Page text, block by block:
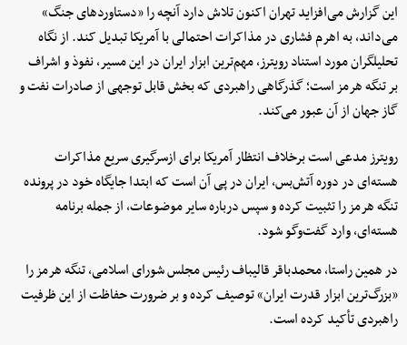
این گزارش می‌افزاید تهران اکنون تلاش دارد آنچه را «دستاوردهای جنگ»
می‌داند، به اهرم فشاری در مذاکرات احتمالی با آمریکا تبدیل کند. از نگاه
تحلیلگران مورد استناد رویترز، مهم‌ترین ابزار ایران در این مسیر، نفوذ و اشراف
بر تنگه هرمز است؛ گذرگاهی راهبردی که بخش قابل توجهی از صادرات نفت و
گاز جهان از آن عبور می‌کند.
رویترز مدعی است برخلاف انتظار آمریکا برای ازسرگیری سریع مذاکرات
هسته‌ای در دوره آتش‌بس، ایران در پی آن است که ابتدا جایگاه خود در پرونده
تنگه هرمز را تثبیت کرده و سپس درباره سایر موضوعات، از جمله برنامه
هسته‌ای، وارد گفت‌وگو شود.
در همین راستا، محمدباقر قالیباف رئیس مجلس شورای اسلامی، تنگه هرمز را
«بزرگ‌ترین ابزار قدرت ایران» توصیف کرده و بر ضرورت حفاظت از این ظرفیت
راهبردی تأکید کرده است.